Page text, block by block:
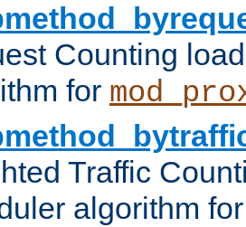
Counting
for
Traffic
algorithm for